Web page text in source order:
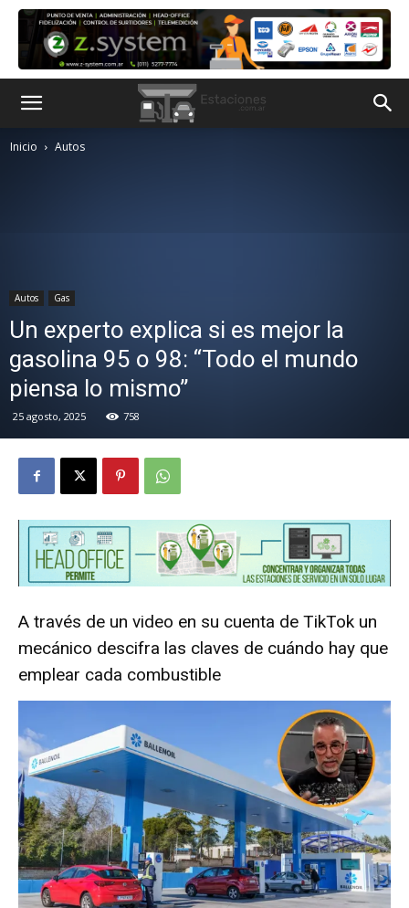
Inicio Autos
Autos Gas
Un experto explica si es mejor la
gasolina 95 o 98: “Todo el mundo
piensa lo mismo”
25 agosto, 2025 758
A través de un video en su cuenta de TikTok un
mecánico descifra las claves de cuándo hay que
emplear cada combustible